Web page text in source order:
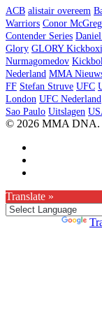
ACB alistair overeem
Warriors Conor
Contender Series
Glory GLORY
Nurmagomedov
Nederland MMA
FF Stefan Struve UFC
London UFC Nederland
Sao Paulo Uitslagen
© 2026 MMA DNA.
Translate »